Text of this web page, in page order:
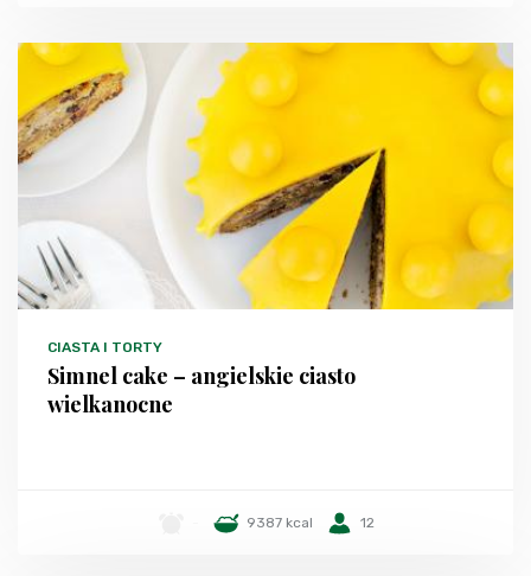
CIASTA I TORTY
Simnel cake – angielskie ciasto
wielkanocne
9387 kcal 12